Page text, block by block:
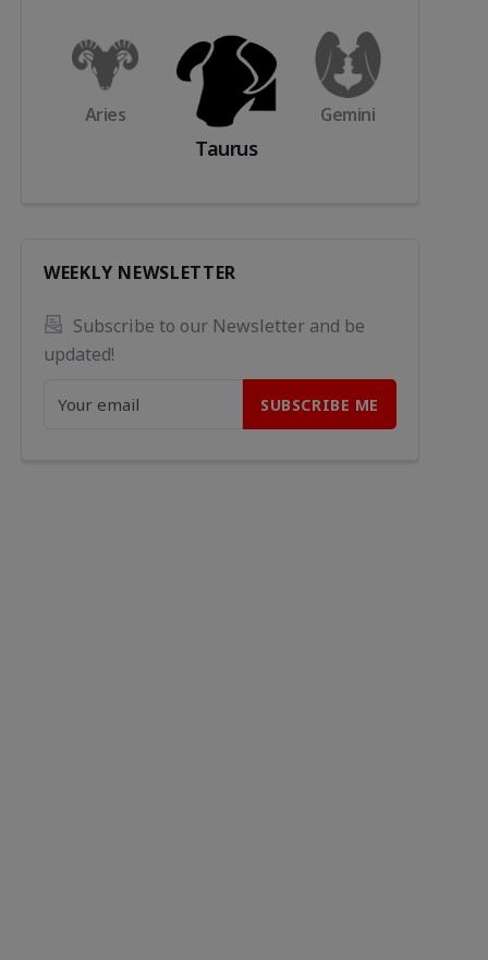
Aries
Taurus
Gemini
WEEKLY NEWSLETTER
Subscribe to our Newsletter and be
updated!